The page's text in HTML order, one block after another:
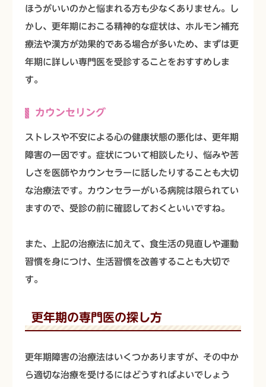
ほうがいいのかと悩まれる方も少なくありません。し
かし、更年期におこる精神的な症状は、ホルモン補充
療法や漢方が効果的である場合が多いため、まずは更
年期に詳しい専門医を受診することをおすすめしま
す。
カウンセリング
ストレスや不安による心の健康状態の悪化は、更年期
障害の一因です。症状について相談したり、悩みや苦
しさを医師やカウンセラーに話したりすることも大切
な治療法です。カウンセラーがいる病院は限られてい
ますので、受診の前に確認しておくといいですね。
また、上記の治療法に加えて、食生活の見直しや運動
習慣を身につけ、生活習慣を改善することも大切で
す。
更年期の専門医の探し方
更年期障害の治療法はいくつかありますが、その中か
ら適切な治療を受けるにはどうすればよいでしょう